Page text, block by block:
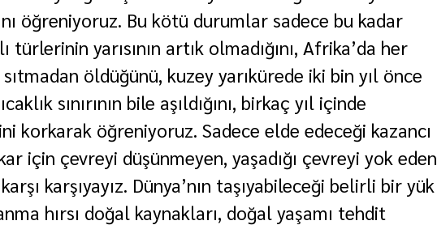
öğreniyoruz. Bu kötü durumlar sadece bu kadar
türlerinin yarısının artık olmadığını, Afrika’da her
öldüğünü, kuzey yarıkürede iki bin yıl önce
sınırının bile aşıldığını, birkaç yıl içinde
korkarak öğreniyoruz. Sadece elde edeceği kazancı
için çevreyi düşünmeyen, yaşadığı çevreyi yok eden
karşıyayız. Dünya’nın taşıyabileceği belirli bir yük
hırsı doğal kaynakları, doğal yaşamı tehdit